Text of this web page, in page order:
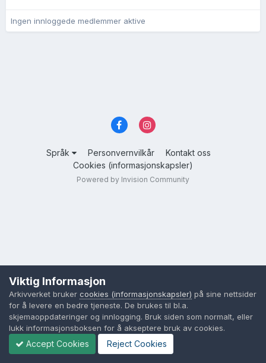
Ingen innloggede medlemmer aktive
Språk Personvernvilkår
Kontakt oss
Cookies (informasjonskapsler)
Powered by Invision Community
Viktig Informasjon
Arkivverket bruker cookies (informasjonskapsler) på sine nettsider
for å levere en bedre tjeneste. De brukes til bl.a.
skjemaoppdateringer og innlogging. Bruk siden som normalt, eller
lukk informasjonsboksen for å akseptere bruk av cookies.
Accept Cookies Reject Cookies